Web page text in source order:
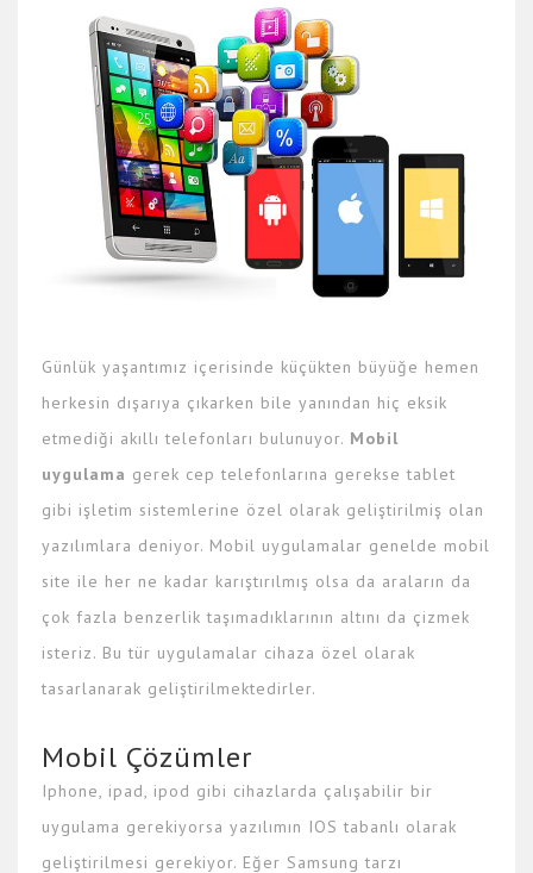
Günlük yaşantımız içerisinde küçükten büyüğe hemen
herkesin dışarıya çıkarken bile yanından hiç eksik
etmediği akıllı telefonları bulunuyor. Mobil
uygulama gerek cep telefonlarına gerekse tablet
gibi işletim sistemlerine özel olarak geliştirilmiş olan
yazılımlara deniyor. Mobil uygulamalar genelde mobil
site ile her ne kadar karıştırılmış olsa da araların da
çok fazla benzerlik taşımadıklarının altını da çizmek
isteriz. Bu tür uygulamalar cihaza özel olarak
tasarlanarak geliştirilmektedirler.
Mobil Çözümler
Iphone, ipad, ipod gibi cihazlarda çalışabilir bir
uygulama gerekiyorsa yazılımın IOS tabanlı olarak
geliştirilmesi gerekiyor. Eğer Samsung tarzı